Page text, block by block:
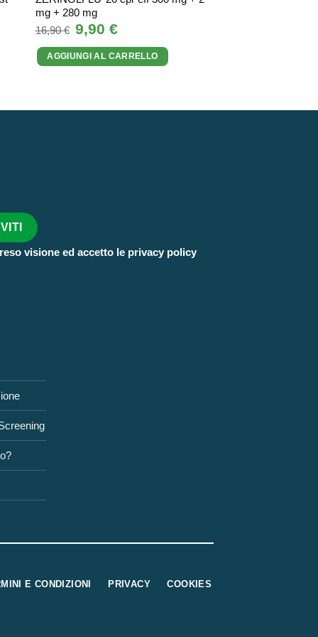
mg + 280 mg
16,90€ Il
prezzo
originale
era:
16,90 €.
9,90€
attuale
è:
9,90 €.
AGGIUNGI AL CARRELLO
visione ed accetto le privacy policy
E CONDIZIONI PRIVACY COOKIES